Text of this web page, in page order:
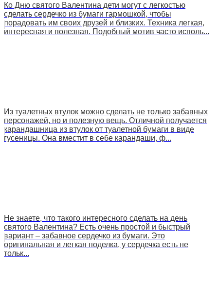
Ко Дню святого Валентина дети могут с легкостью
сделать сердечко из бумаги гармошкой, чтобы
порадовать им своих друзей и близких. Техника легкая,
интересная и полезная. Подобный мотив часто исполь...
Из туалетных втулок можно сделать не только забавных
персонажей, но и полезную вещь. Отличной получается
карандашница из втулок от туалетной бумаги в виде
гусеницы. Она вместит в себе карандаши, ф...
Не знаете, что такого интересного сделать на день
святого Валентина? Есть очень простой и быстрый
вариант – забавное сердечко из бумаги. Это
оригинальная и легкая поделка, у сердечка есть не
тольк...